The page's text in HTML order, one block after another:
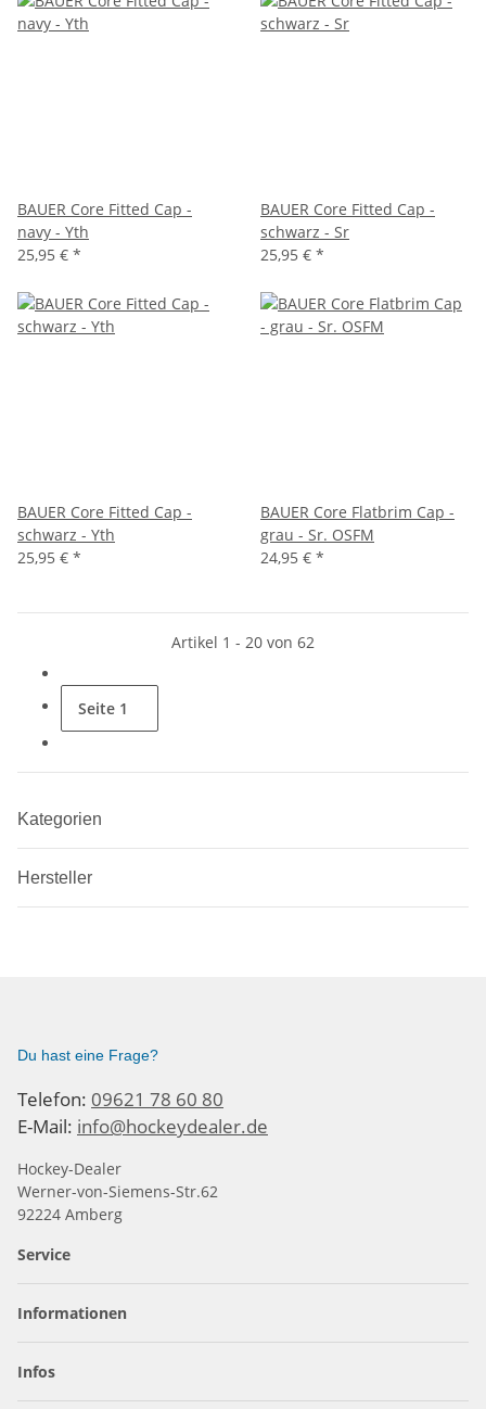
BAUER Core Fitted Cap -
navy - Yth
25,95 € *
BAUER Core Fitted Cap -
schwarz - Sr
25,95 € *
BAUER Core Fitted Cap -
schwarz - Yth
25,95 € *
BAUER Core Flatbrim Cap -
grau - Sr. OSFM
24,95 € *
Artikel 1 - 20 von 62
Seite 1
Kategorien
Hersteller
Du hast eine Frage?
Telefon: 09621 78 60 80
E-Mail: info@hockeydealer.de
Hockey-Dealer
Werner-von-Siemens-Str.62
92224 Amberg
Service
Informationen
Infos